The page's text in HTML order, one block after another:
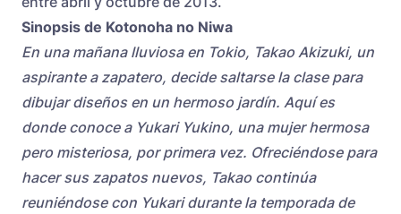
Sinopsis de Kotonoha no Niwa
En una mañana lluviosa en Tokio, Takao Akizuki, un
aspirante a zapatero, decide saltarse la clase para
dibujar diseños en un hermoso jardín. Aquí es
donde conoce a Yukari Yukino, una mujer hermosa
pero misteriosa, por primera vez. Ofreciéndose para
hacer sus zapatos nuevos, Takao continúa
reuniéndose con Yukari durante la temporada de